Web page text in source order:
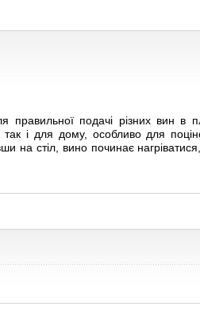
подачі різних вин в
так і для дому, особливо для
на стіл, вино починає